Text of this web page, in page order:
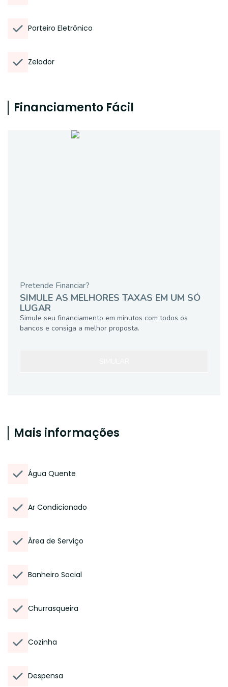
Porteiro Eletrônico
Zelador
Financiamento Fácil
Pretende Financiar?
SIMULE AS MELHORES TAXAS EM UM SÓ
LUGAR
Simule seu financiamento em minutos com todos os
bancos e consiga a melhor proposta.
Mais informações
Água Quente
Ar Condicionado
Área de Serviço
Banheiro Social
Churrasqueira
Cozinha
Despensa